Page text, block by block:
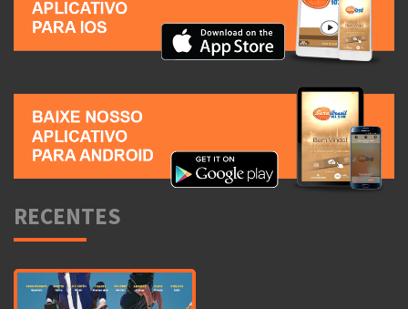
RECENTES